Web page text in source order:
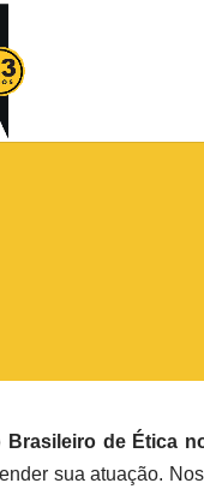
Brasileiro de Ética
sua atuação.